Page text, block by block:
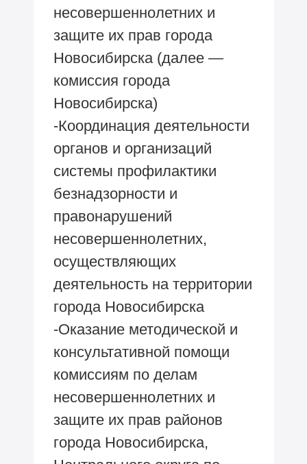
несовершеннолетних и
защите их прав города
Новосибирска (далее —
комиссия города
Новосибирска)
-Координация деятельности
органов и организаций
системы профилактики
безнадзорности и
правонарушений
несовершеннолетних,
осуществляющих
деятельность на территории
города Новосибирска
-Оказание методической и
консультативной помощи
комиссиям по делам
несовершеннолетних и
защите их прав районов
города Новосибирска,